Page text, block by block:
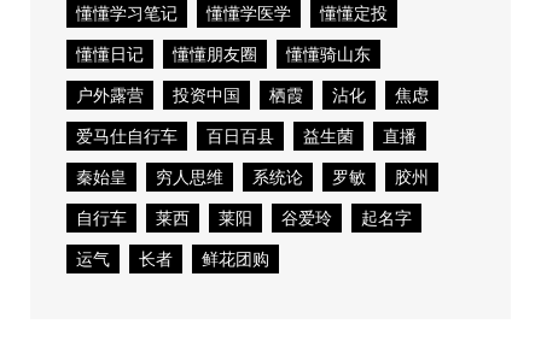
懂懂学习笔记
懂懂学医学
懂懂定投
懂懂日记
懂懂朋友圈
懂懂骑山东
户外露营
投资中国 栖霞 沾化
焦虑
爱马仕自行车
百日百县 益生菌
直播
秦始皇
穷人思维 系统论 罗敏
胶州
自行车
莱西 莱阳 谷爱玲
起名字
运气
长者 鲜花团购